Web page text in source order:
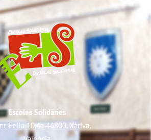
Escoles Solidàries
Feliu 10,4a 46800. Xàtiva,